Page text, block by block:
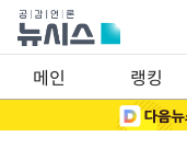
메인 랭킹